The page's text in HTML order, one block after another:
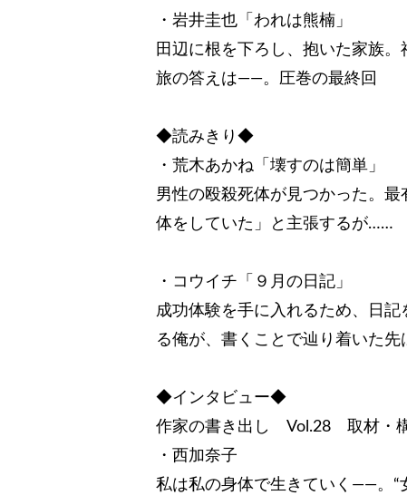
・岩井圭也「われは熊楠」
田辺に根を下ろし、抱いた家族
旅の答えは――。圧巻の最終回
◆読みきり◆
・荒木あかね「壊すのは簡単」
男性の殴殺死体が見つかった。
体をしていた」と主張するが……
・コウイチ「９月の日記」
成功体験を手に入れるため、日
る俺が、書くことで辿り着いた先
◆インタビュー◆
作家の書き出し Vol.28 取材・
・西加奈子
私は私の身体で生きていく――。“